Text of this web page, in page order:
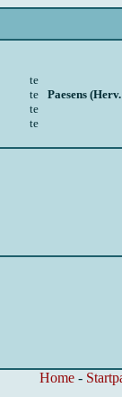
te
te
Paesens
te
te
Home-